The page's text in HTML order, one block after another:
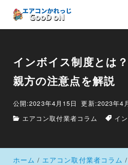
インボイス制度とは
親方の注意点を解説
公開:2023年4月15日
更新:2023年4
エアコン取付業者コラム
イ
ホーム エアコン取付業者コラム